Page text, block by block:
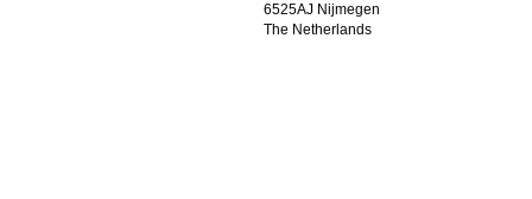
6525AJ Nijmegen
The Netherlands